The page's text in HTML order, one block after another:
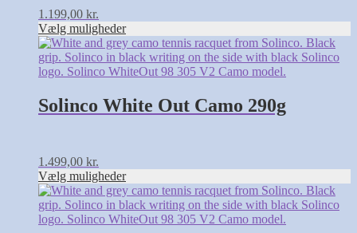
1.199,00 kr.
Vælg muligheder
Solinco White Out Camo 290g
1.499,00 kr.
Vælg muligheder
Dette
vare
har
varianter.
Mulighederne
på
varesiden
Dette
vare
har